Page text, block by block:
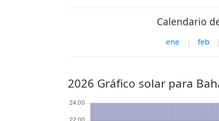
Calendario
ene | feb |
2026 Gráfico solar para